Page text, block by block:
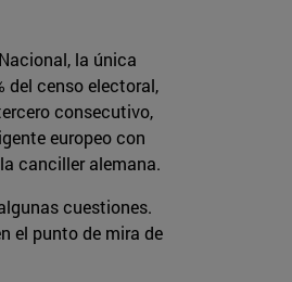
la única
del censo electoral,
consecutivo,
europeo con
canciller alemana.
cuestiones.
el punto de mira de